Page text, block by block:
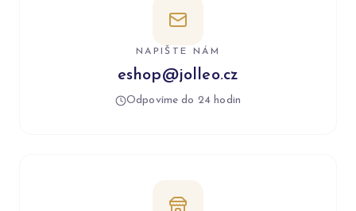
NAPIŠTE NÁM
eshop@jolleo.cz
Odpovíme do 24 hodin